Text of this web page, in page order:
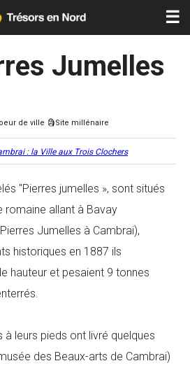
☰
Jumelles
: la Ville aux Trois Clochers
"Pierres jumelles », sont situés
romaine allant à Bavay
Jumelles à Cambrai),
historiques en 1887 ils
hauteur et pesaient 9 tonnes
leurs pieds ont livré quelques
des Beaux-arts de Cambrai)